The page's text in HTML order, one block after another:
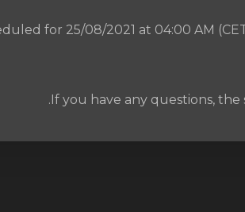
for 25/08/2021 at 04:00 AM
If you have any questions,